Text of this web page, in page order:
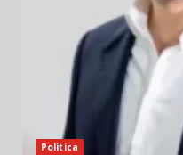
Politica